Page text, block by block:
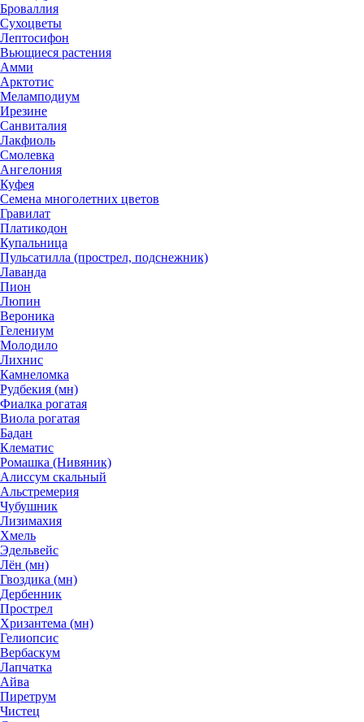
Броваллия
Сухоцветы
Лептосифон
Вьющиеся растения
Амми
Арктотис
Меламподиум
Ирезине
Санвиталия
Лакфиоль
Смолевка
Ангелония
Куфея
Семена многолетних цветов
Гравилат
Платикодон
Купальница
Пульсатилла (прострел, подснежник)
Лаванда
Пион
Люпин
Вероника
Гелениум
Молодило
Лихнис
Камнеломка
Рудбекия (мн)
Фиалка рогатая
Виола рогатая
Бадан
Клематис
Ромашка (Нивяник)
Алиссум скальный
Альстремерия
Чубушник
Лизимахия
Хмель
Эдельвейс
Лён (мн)
Гвоздика (мн)
Дербенник
Прострел
Хризантема (мн)
Гелиопсис
Вербаскум
Лапчатка
Айва
Пиретрум
Чистец